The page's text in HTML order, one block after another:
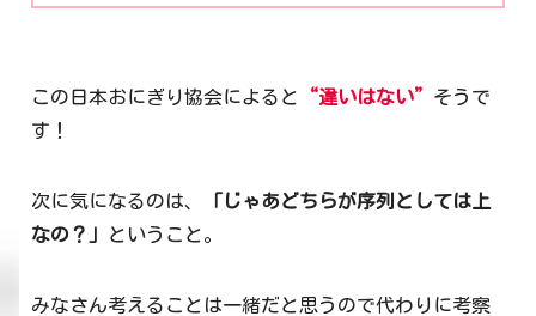
この日本おにぎり協会によると “違いはない” そうで
す！
次に気になるのは、
「じゃあどちらが序列としては上
なの？」
ということ。
みなさん考えることは一緒だと思うので代わりに考察